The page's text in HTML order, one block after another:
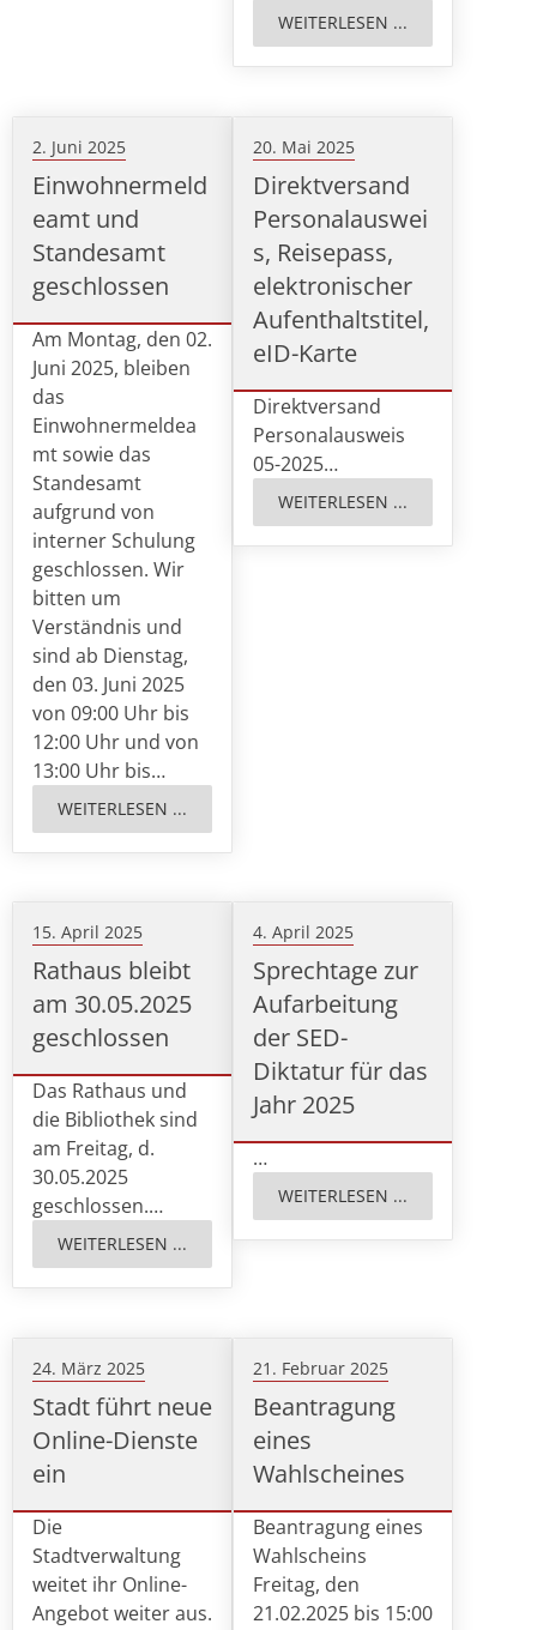
WEITERLESEN ...
2. Juni 2025
Einwohnermeld
eamt und
Standesamt
geschlossen
Am Montag, den 02.
Juni 2025, bleiben
das
Einwohnermeldea
mt sowie das
Standesamt
aufgrund von
interner Schulung
geschlossen. Wir
bitten um
Verständnis und
sind ab Dienstag,
den 03. Juni 2025
von 09:00 Uhr bis
12:00 Uhr und von
13:00 Uhr bis…
WEITERLESEN ...
20. Mai 2025
Direktversand
Personalauswei
s, Reisepass,
elektronischer
Aufenthaltstitel,
eID-Karte
Direktversand
Personalausweis
05-2025…
WEITERLESEN ...
15. April 2025
Rathaus bleibt
am 30.05.2025
geschlossen
Das Rathaus und
die Bibliothek sind
am Freitag, d.
30.05.2025
geschlossen.…
WEITERLESEN ...
4. April 2025
Sprechtage zur
Aufarbeitung
der SED-
Diktatur für das
Jahr 2025
…
WEITERLESEN ...
24. März 2025
Stadt führt neue
Online-Dienste
ein
Die
Stadtverwaltung
weitet ihr Online-
Angebot weiter aus.
21. Februar 2025
Beantragung
eines
Wahlscheines
Beantragung eines
Wahlscheins
Freitag, den
21.02.2025 bis 15:00